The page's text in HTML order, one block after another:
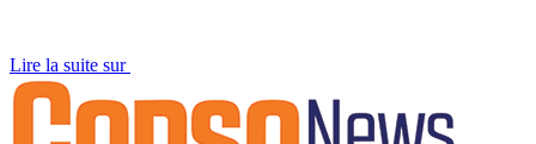
Lire la suite sur